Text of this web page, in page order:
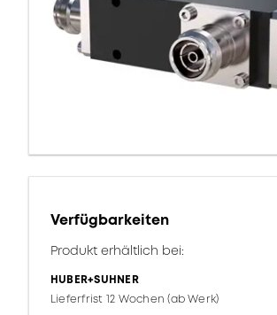
Verfügbarkeiten
Produkt erhältlich bei:
HUBER+SUHNER
Lieferfrist 12 Wochen (ab Werk)